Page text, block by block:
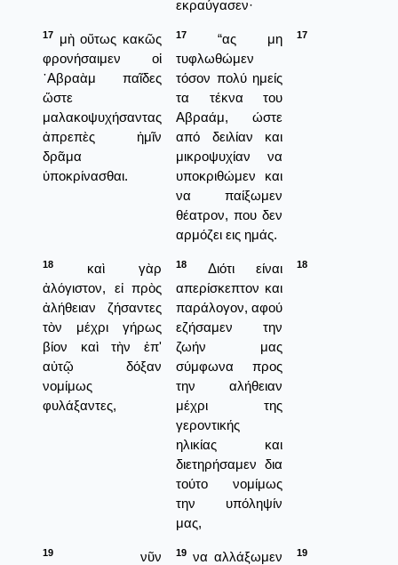
εκραύγασεν·
17
μὴ οὕτως κακῶς
φρονήσαιμεν οἱ
῾Αβραὰμ παῖδες
ὥστε
μαλακοψυχήσαντας
ἀπρεπὲς ἡμῖν
δρᾶμα
ὑποκρίνασθαι.
17
“ας μη
τυφλωθώμεν
τόσον πολύ ημείς
τα τέκνα του
Αβραάμ, ώστε
από δειλίαν και
μικροψυχίαν να
υποκριθώμεν και
να παίξωμεν
θέατρον, που δεν
αρμόζει εις ημάς.
17
18
καὶ γὰρ
ἀλόγιστον, εἰ πρὸς
ἀλήθειαν ζήσαντες
τὸν μέχρι γήρως
βίον καὶ τὴν ἐπ'
αὐτῷ δόξαν
νομίμως
φυλάξαντες,
18
Διότι είναι
απερίσκεπτον και
παράλογον, αφού
εζήσαμεν την
ζωήν μας
σύμφωνα προς
την αλήθειαν
μέχρι της
γεροντικής
ηλικίας και
διετηρήσαμεν δια
τούτο νομίμως
την υπόληψίν
μας,
18
19
νῦν
19 να αλλάξωμεν
19